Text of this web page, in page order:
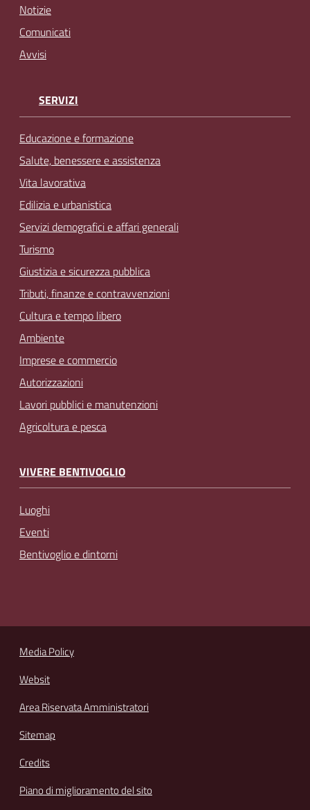
Notizie
Comunicati
Avvisi
SERVIZI
Educazione e formazione
Salute, benessere e assistenza
Vita lavorativa
Edilizia e urbanistica
Servizi demografici e affari generali
Turismo
Giustizia e sicurezza pubblica
Tributi, finanze e contravvenzioni
Cultura e tempo libero
Ambiente
Imprese e commercio
Autorizzazioni
Lavori pubblici e manutenzioni
Agricoltura e pesca
VIVERE BENTIVOGLIO
Luoghi
Eventi
Bentivoglio e dintorni
Media Policy
Websit
Area Riservata Amministratori
Sitemap
Credits
Piano di miglioramento del sito